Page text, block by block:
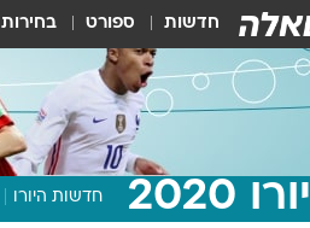
חדשות ספורט בחירות
יורו 2020 חדשות היורו